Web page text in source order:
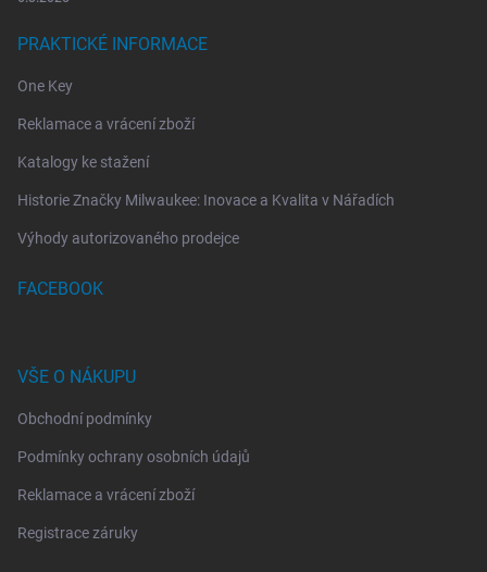
PRAKTICKÉ INFORMACE
One Key
Reklamace a vrácení zboží
Katalogy ke stažení
Historie Značky Milwaukee: Inovace a Kvalita v Nářadích
Výhody autorizovaného prodejce
FACEBOOK
VŠE O NÁKUPU
Obchodní podmínky
Podmínky ochrany osobních údajů
Reklamace a vrácení zboží
Registrace záruky